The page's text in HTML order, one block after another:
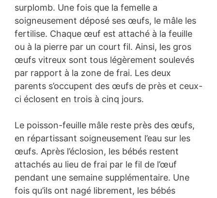
surplomb. Une fois que la femelle a
soigneusement déposé ses œufs, le mâle les
fertilise. Chaque œuf est attaché à la feuille
ou à la pierre par un court fil. Ainsi, les gros
œufs vitreux sont tous légèrement soulevés
par rapport à la zone de frai. Les deux
parents s’occupent des œufs de près et ceux-
ci éclosent en trois à cinq jours.
Le poisson-feuille mâle reste près des œufs,
en répartissant soigneusement l’eau sur les
œufs. Après l’éclosion, les bébés restent
attachés au lieu de frai par le fil de l’œuf
pendant une semaine supplémentaire. Une
fois qu’ils ont nagé librement, les bébés